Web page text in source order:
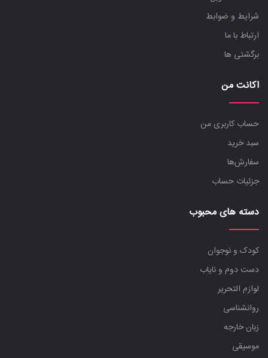
شرایط و ضوابط
ارتباط با ما
برگشتی ها
اکانت من
حساب کاربری من
سبد خرید
سفارش‌ها
جزئیات حساب
دسته های محبوب
کودک و نوجوان
دست دوم و نایاب
لوازم التحریر
روانشناسی
زبان خارجه
موسیقی